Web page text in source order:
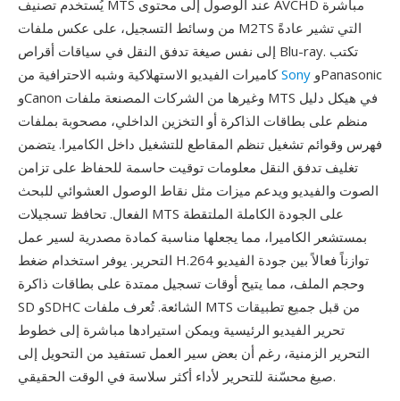
يُستخدم تصنيف MTS عند الوصول إلى محتوى AVCHD مباشرة
من وسائط التسجيل، على عكس ملفات M2TS التي تشير عادةً
إلى نفس صيغة تدفق النقل في سياقات أقراص Blu-ray. تكتب
كاميرات الفيديو الاستهلاكية وشبه الاحترافية منSony
وCanon وغيرها من الشركات المصنعة ملفات MTS في هيكل دليل
منظم على بطاقات الذاكرة أو التخزين الداخلي، مصحوبة بملفات
فهرس وقوائم تشغيل تنظم المقاطع للتشغيل داخل الكاميرا. يتضمن
تغليف تدفق النقل معلومات توقيت حاسمة للحفاظ على تزامن
الصوت والفيديو ويدعم ميزات مثل نقاط الوصول العشوائي للبحث
الفعال. تحافظ تسجيلات MTS على الجودة الكاملة الملتقطة
بمستشعر الكاميرا، مما يجعلها مناسبة كمادة مصدرية لسير عمل
التحرير. يوفر استخدام ضغط H.264 توازناً فعالاً بين جودة الفيديو
وحجم الملف، مما يتيح أوقات تسجيل ممتدة على بطاقات ذاكرة
SD وSDHC الشائعة. تُعرف ملفات MTS من قبل جميع تطبيقات
تحرير الفيديو الرئيسية ويمكن استيرادها مباشرة إلى خطوط
التحرير الزمنية، رغم أن بعض سير العمل تستفيد من التحويل إلى
صيغ محسّنة للتحرير لأداء أكثر سلاسة في الوقت الحقيقي.